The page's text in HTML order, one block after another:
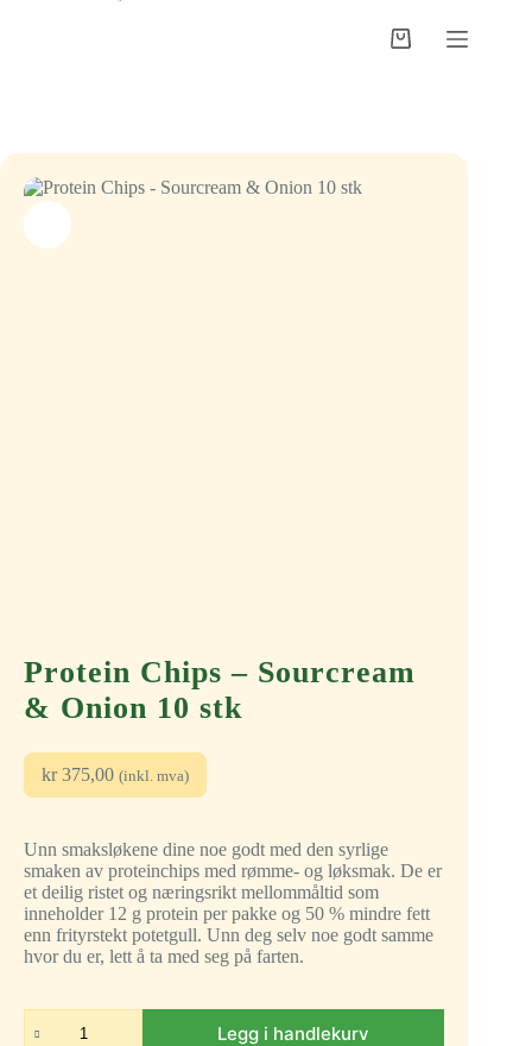
Protein Chips – Sourcream
& Onion 10 stk
kr375,00 (inkl. mva)
Unn smaksløkene dine noe godt med den syrlige
smaken av proteinchips med rømme- og løksmak. De er
et deilig ristet og næringsrikt mellommåltid som
inneholder 12 g protein per pakke og 50 % mindre fett
enn frityrstekt potetgull. Unn deg selv noe godt samme
hvor du er, lett å ta med seg på farten.
Legg i handlekurv